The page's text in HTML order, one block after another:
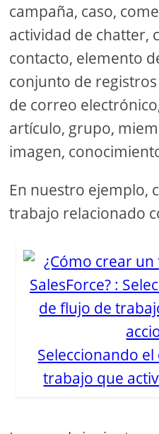
campaña, caso,
actividad de chatter,
contacto, elemento
conjunto de
de correo
artículo, grupo,
imagen,
En nuestro ejemplo,
trabajo relacionado
Seleccionando
trabajo que